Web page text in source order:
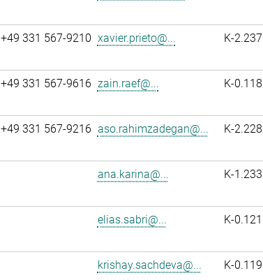
+49 331 567-9210 xavier.prieto@... K-2.237
+49 331 567-9616 zain.raef@... K-0.118
+49 331 567-9216 aso.rahimzadegan@... K-2.228
ana.karina@... K-1.233
elias.sabri@... K-0.121
krishay.sachdeva@... K-0.119